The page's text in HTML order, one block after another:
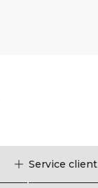
Service client